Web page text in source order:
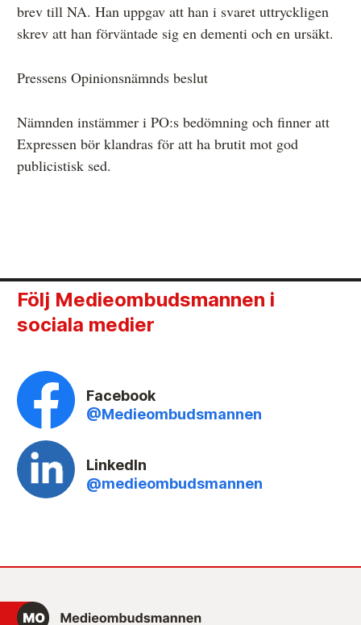
brev till NA. Han uppgav att han i svaret uttryckligen
skrev att han förväntade sig en dementi och en ursäkt.
Pressens Opinionsnämnds beslut
Nämnden instämmer i PO:s bedömning och finner att
Expressen bör klandras för att ha brutit mot god
publicistisk sed.
Följ Medieombudsmannen i
sociala medier
Facebook
@Medieombudsmannen
LinkedIn
@medieombudsmannen